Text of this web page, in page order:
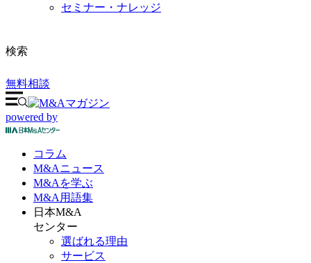
セミナー・ナレッジ
検索
無料相談
powered by
コラム
M&Aニュース
M&Aを学ぶ
M&A 用語集
日本M&A
センター
選ばれる理由
サービス